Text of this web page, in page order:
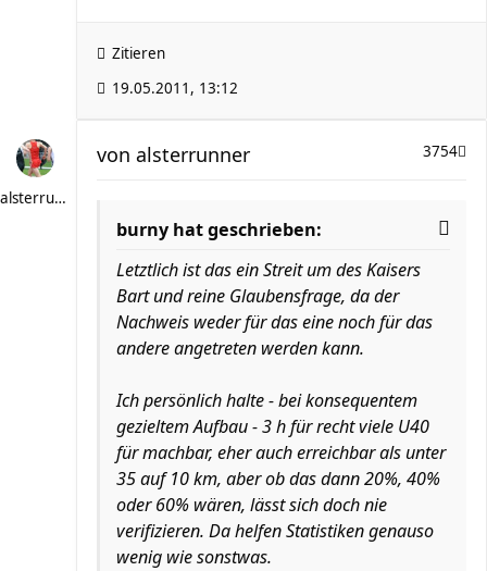
Zitieren
19.05.2011, 13:12
alsterrunner
3754
von alsterrunner
burny hat geschrieben:
Letztlich ist das ein Streit um des Kaisers
Bart und reine Glaubensfrage, da der
Nachweis weder für das eine noch für das
andere angetreten werden kann.
Ich persönlich halte - bei konsequentem
gezieltem Aufbau - 3 h für recht viele U40
für machbar, eher auch erreichbar als unter
35 auf 10 km, aber ob das dann 20%, 40%
oder 60% wären, lässt sich doch nie
verifizieren. Da helfen Statistiken genauso
wenig wie sonstwas.